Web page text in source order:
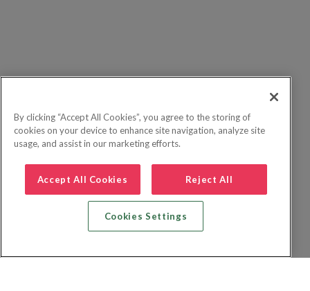
By clicking “Accept All Cookies”, you agree to the storing of
cookies on your device to enhance site navigation, analyze site
usage, and assist in our marketing efforts.
Accept All Cookies Reject All
Cookies Settings